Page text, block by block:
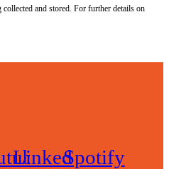
and stored. For further details on
LinkedinSpotify